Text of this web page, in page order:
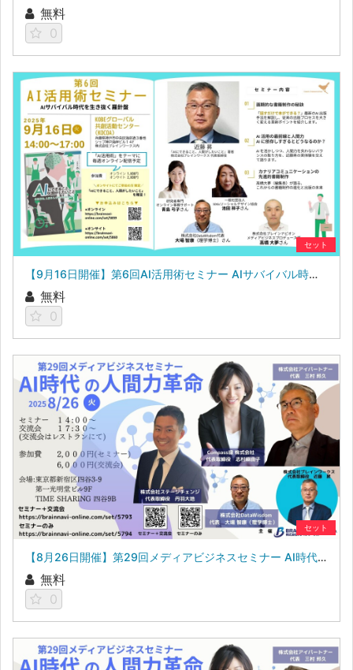
無料
0
セット
【9月16日開催】第6回AI活用術セミナー AIサバイバル時代を生き抜く羅針盤
無料
0
セット
【8月26日開催】第29回メディアビジネスセミナー AI時代の人間力革命
無料
0